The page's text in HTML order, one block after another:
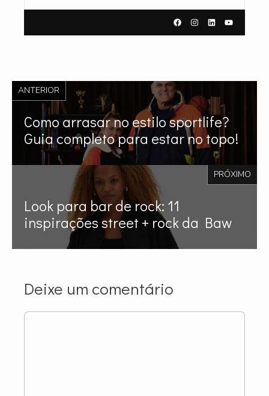
ANTERIOR
Como arrasar no estilo sportlife?
Guia completo para estar no topo!
PRÓXIMO
Look para bar de rock: 11
inspirações street + rock da Baw
Deixe um comentário
Comentário